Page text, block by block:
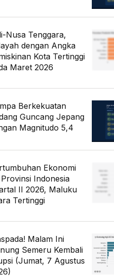
Nusa Tenggara,
dengan Angka
Kota Tertinggi
Maret 2026
Berkekuatan
Guncang Jepang
Magnitudo 5,4
Ekonomi
Indonesia
II 2026, Maluku
Tertinggi
Malam Ini
Semeru Kembali
(Jumat, 7 Agustus